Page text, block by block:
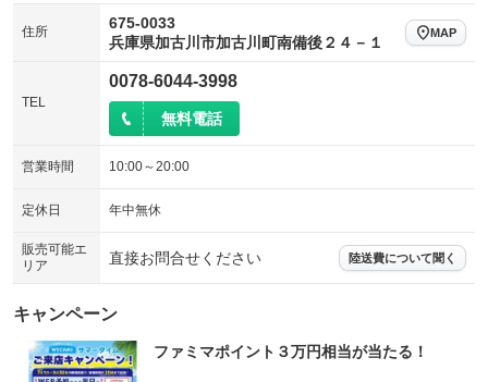
住所
675-0033
兵庫県加古川市加古川町南備後２４－１
MAP
TEL
0078-6044-3998
無料電話
営業時間 10:00～20:00
定休日 年中無休
販売可能エ
リア
直接お問合せください 陸送費について聞く
キャンペーン
ファミマポイント３万円相当が当たる！